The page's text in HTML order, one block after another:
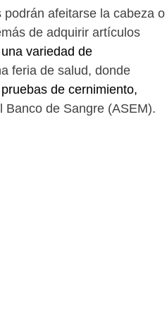
afeitarse la cabeza o
de adquirir artículos
variedad de
feria de salud, donde
pruebas de cernimiento,
de Sangre (ASEM).